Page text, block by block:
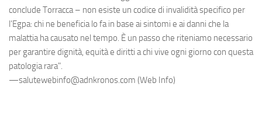
conclude Torracca – non esiste un codice di invalidità specifico per
l’Egpa: chi ne beneficia lo fa in base ai sintomi e ai danni che la
malattia ha causato nel tempo. È un passo che riteniamo necessario
per garantire dignità, equità e diritti a chi vive ogni giorno con questa
patologia rara".
—salutewebinfo@adnkronos.com (Web Info)